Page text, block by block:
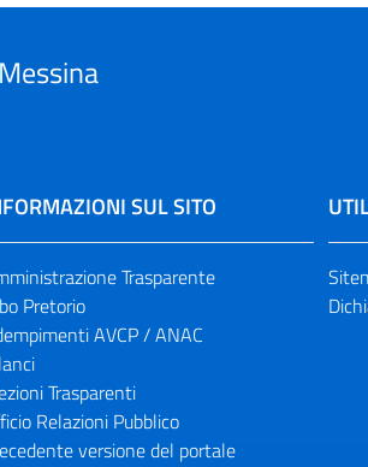
SUL SITO
Trasparente
Pretorio
AVCP / ANAC
Trasparenti
Relazioni Pubblico
versione del portale